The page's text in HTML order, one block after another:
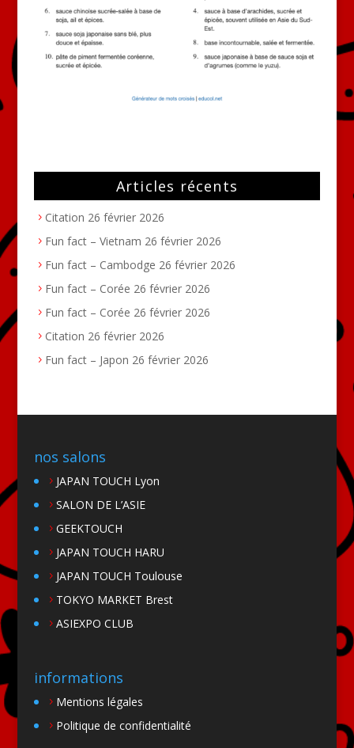
Articles récents
Citation 26 février 2026
Fun fact – Vietnam 26 février 2026
Fun fact – Cambodge 26 février 2026
Fun fact – Corée 26 février 2026
Fun fact – Corée 26 février 2026
Citation 26 février 2026
Fun fact – Japon 26 février 2026
nos salons
JAPAN TOUCH Lyon
SALON DE L’ASIE
GEEKTOUCH
JAPAN TOUCH HARU
JAPAN TOUCH Toulouse
TOKYO MARKET Brest
ASIEXPO CLUB
informations
Mentions légales
Politique de confidentialité